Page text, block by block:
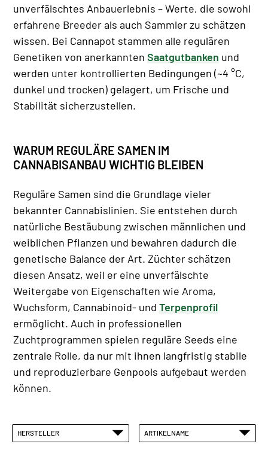
unverfälschtes Anbauerlebnis – Werte, die sowohl
erfahrene Breeder als auch Sammler zu schätzen
wissen. Bei Cannapot stammen alle regulären
Genetiken von anerkannten Saatgutbanken und
werden unter kontrollierten Bedingungen (~4 °C,
dunkel und trocken) gelagert, um Frische und
Stabilität sicherzustellen.
WARUM REGULÄRE SAMEN IM
CANNABISANBAU WICHTIG BLEIBEN
Reguläre Samen sind die Grundlage vieler
bekannter Cannabislinien. Sie entstehen durch
natürliche Bestäubung zwischen männlichen und
weiblichen Pflanzen und bewahren dadurch die
genetische Balance der Art. Züchter schätzen
diesen Ansatz, weil er eine unverfälschte
Weitergabe von Eigenschaften wie Aroma,
Wuchsform, Cannabinoid- und Terpenprofil
ermöglicht. Auch in professionellen
Zuchtprogrammen spielen reguläre Seeds eine
zentrale Rolle, da nur mit ihnen langfristig stabile
und reproduzierbare Genpools aufgebaut werden
können.
HERSTELLER ARTIKELNAME